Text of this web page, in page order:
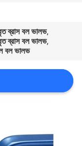
ব্রাস বল ভালভ,
ব্রাস বল ভালভ,
বল ভালভ